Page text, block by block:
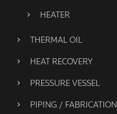
HEATER
THERMAL OIL
HEAT RECOVERY
PRESSURE VESSEL
PIPING / FABRICATION